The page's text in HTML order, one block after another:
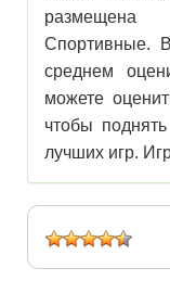
размещена
Спортивные.
среднем
можете
чтобы
лучших игр.